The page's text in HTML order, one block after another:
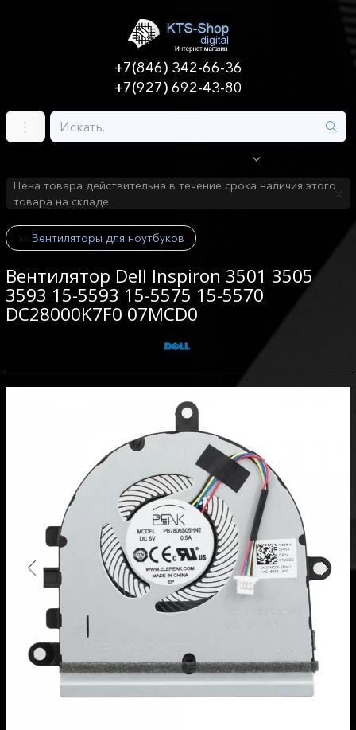
+7(846) 342-66-36
+7(927) 692-43-80
Цена товара действительна в течение срока наличия этого
товара на складе.
← Вентиляторы для ноутбуков
Вентилятор Dell Inspiron 3501 3505
3593 15-5593 15-5575 15-5570
DC28000K7F0 07MCD0